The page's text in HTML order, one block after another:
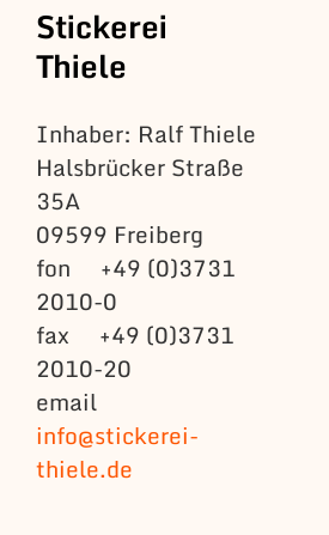
Stickerei
Thiele
Inhaber: Ralf Thiele
Halsbrücker Straße
35A
09599 Freiberg
fon +49 (0)3731
2010-0
fax +49 (0)3731
2010-20
email
info@stickerei-
thiele.de